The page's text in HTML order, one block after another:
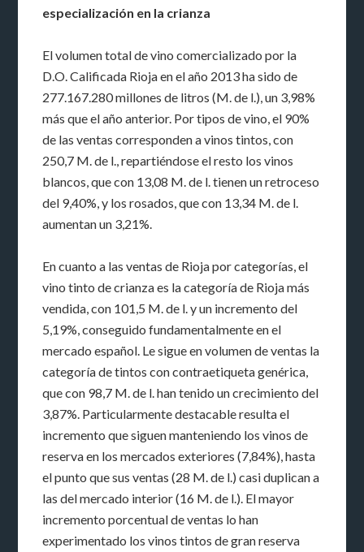
especialización en la crianza
El volumen total de vino comercializado por la
D.O. Calificada Rioja en el año 2013 ha sido de
277.167.280 millones de litros (M. de l.), un 3,98%
más que el año anterior. Por tipos de vino, el 90%
de las ventas corresponden a vinos tintos, con
250,7 M. de l., repartiéndose el resto los vinos
blancos, que con 13,08 M. de l. tienen un retroceso
del 9,40%, y los rosados, que con 13,34 M. de l.
aumentan un 3,21%.
En cuanto a las ventas de Rioja por categorías, el
vino tinto de crianza es la categoría de Rioja más
vendida, con 101,5 M. de l. y un incremento del
5,19%, conseguido fundamentalmente en el
mercado español. Le sigue en volumen de ventas la
categoría de tintos con contraetiqueta genérica,
que con 98,7 M. de l. han tenido un crecimiento del
3,87%. Particularmente destacable resulta el
incremento que siguen manteniendo los vinos de
reserva en los mercados exteriores (7,84%), hasta
el punto que sus ventas (28 M. de l.) casi duplican a
las del mercado interior (16 M. de l.). El mayor
incremento porcentual de ventas lo han
experimentado los vinos tintos de gran reserva